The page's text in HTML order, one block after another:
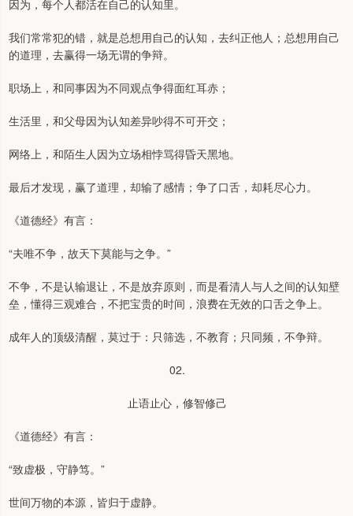
因为，每个人都活在自己的认知里。
我们常常犯的错，就是总想用自己的认知，去纠正他人；总想用自己
的道理，去赢得一场无谓的争辩。
职场上，和同事因为不同观点争得面红耳赤；
生活里，和父母因为认知差异吵得不可开交；
网络上，和陌生人因为立场相悖骂得昏天黑地。
最后才发现，赢了道理，却输了感情；争了口舌，却耗尽心力。
《道德经》有言：
“夫唯不争，故天下莫能与之争。”
不争，不是认输退让，不是放弃原则，而是看清人与人之间的认知壁
垒，懂得三观难合，不把宝贵的时间，浪费在无效的口舌之争上。
成年人的顶级清醒，莫过于：只筛选，不教育；只同频，不争辩。
02.
止语止心，修智修己
《道德经》有言：
“致虚极，守静笃。”
世间万物的本源，皆归于虚静。